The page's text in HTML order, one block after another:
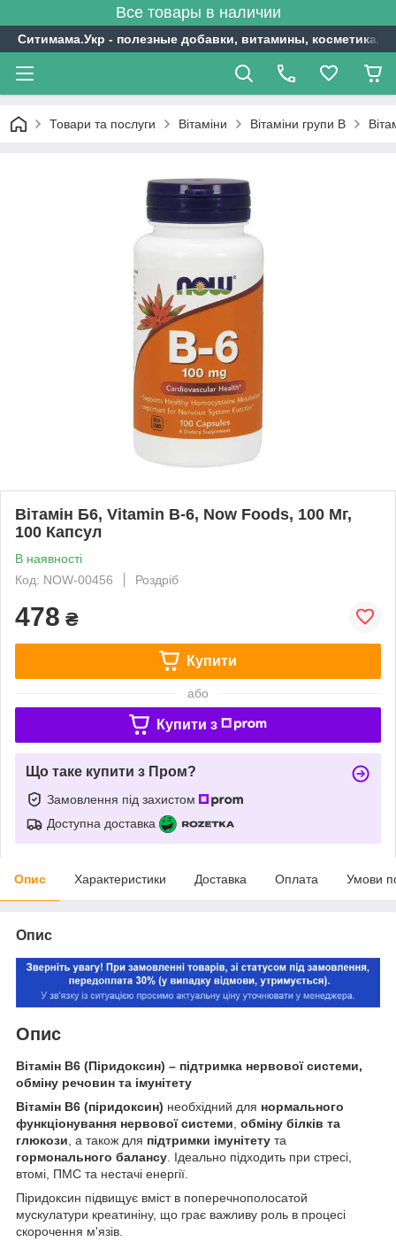
Все товары в наличии
Ситимама.Укр - полезные добавки, витамины, косметика,
Товари та послуги Вітаміни Вітаміни групи В
Вітамін Б6, Vitamin B-6, Now Foods, 100 Мг,
100 Капсул
В наявності
Код: NOW-00456
Роздріб
478 ₴
Купити
або
Купити з
Що таке купити з Пром?
Замовлення під захистом
Доступна доставка
Опис Характеристики Доставка Оплата Умови
Опис
Опис
Вітамін B6 (Піридоксин) – підтримка нервової системи,
обміну речовин та імунітету
Вітамін B6 (піридоксин) необхідний для нормального
функціонування нервової системи обміну білків та
глюкози , а також для підтримки імунітету та
гормонального балансу . Ідеально підходить при стресі,
втомі, ПМС та нестачі енергії.
Піридоксин підвищує вміст в поперечнополосатой
мускулатури креатиніну, що грає важливу роль в процесі
скорочення м'язів.